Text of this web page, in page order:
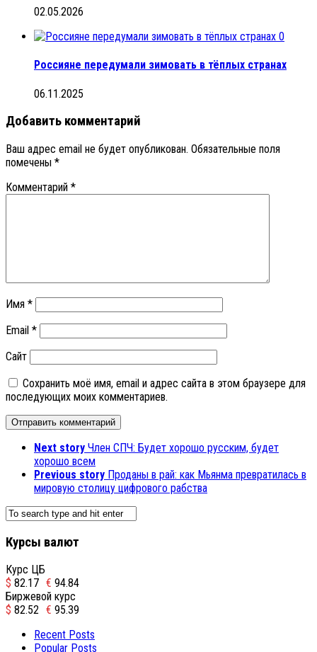
02.05.2026
0
Россияне передумали зимовать в тёплых странах
06.11.2025
Добавить комментарий
Ваш адрес email не будет опубликован. Обязательные поля
помечены *
Комментарий *
Имя *
Email *
Сайт
Сохранить моё имя, email и адрес сайта в этом браузере для
последующих моих комментариев.
Next story Член СПЧ: Будет хорошо русским, будет
хорошо всем
Previous story Проданы в рай: как Мьянма превратилась в
мировую столицу цифрового рабства
Курсы валют
Курс ЦБ
$ 82.17 € 94.84
Биржевой курс
$ 82.52 € 95.39
Recent Posts
Popular Posts